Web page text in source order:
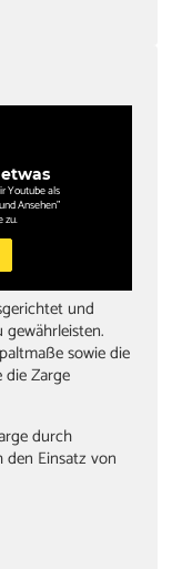
Youtube als
Ansehen"
zu.
und
sowie die
Zarge
durch
Einsatz von